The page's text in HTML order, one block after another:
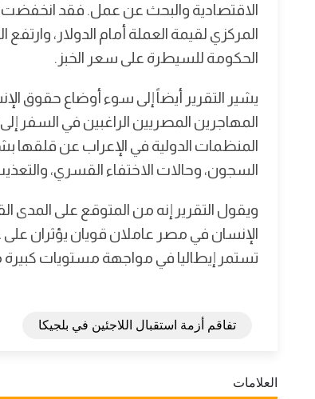
الاقتصادية والبحث عن عمل. فقد انخفضت
المركزي لقيمة العملة أمام الدولار،
الحكومة للسيطرة على سعر الخبز.
يشير التقرير أيضاً إلى سوء أوضاع حقوق
المهاجرين المصريين الراغبين في السفر إلى
المنظمات الدولية في الإعراب عن قلقها
السجون، وحالات الاختفاء القسري،
ويقول التقرير إنه من المتوقع على
الإنسان في مصر عاملان قويان يؤثران على
تستمر إيطاليا في مواجهة مستويات
تفاقم أزمة استقبال اللاجئين في بلجيكا
العلامات